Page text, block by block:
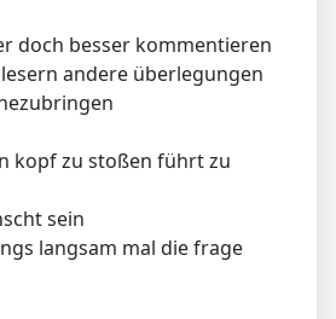
doch besser kommentieren
andere überlegungen
kopf zu stoßen führt zu
sein
langsam mal die frage